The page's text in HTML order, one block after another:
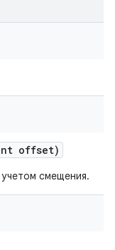
offset)
смещения.